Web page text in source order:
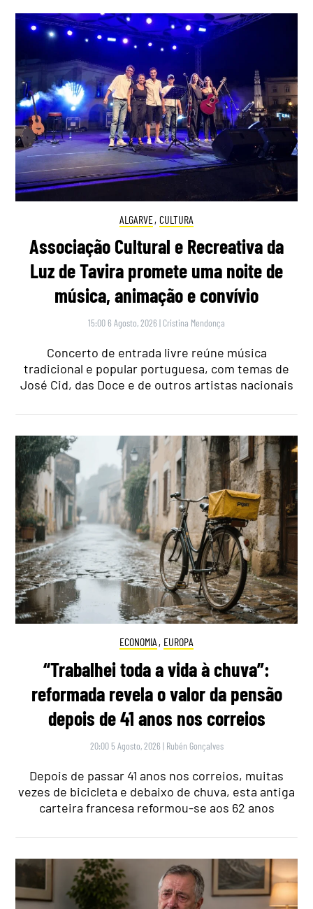
ALGARVE, CULTURA
Associação Cultural e Recreativa da
Luz de Tavira promete uma noite de
música, animação e convívio
15:00 6 Agosto, 2026 | Cristina Mendonça
Concerto de entrada livre reúne música
tradicional e popular portuguesa, com temas de
José Cid, das Doce e de outros artistas nacionais
ECONOMIA , EUROPA
“Trabalhei toda a vida à chuva”:
reformada revela o valor da pensão
depois de 41 anos nos correios
20:00 5 Agosto, 2026 | Rubén Gonçalves
Depois de passar 41 anos nos correios, muitas
vezes de bicicleta e debaixo de chuva, esta antiga
carteira francesa reformou-se aos 62 anos